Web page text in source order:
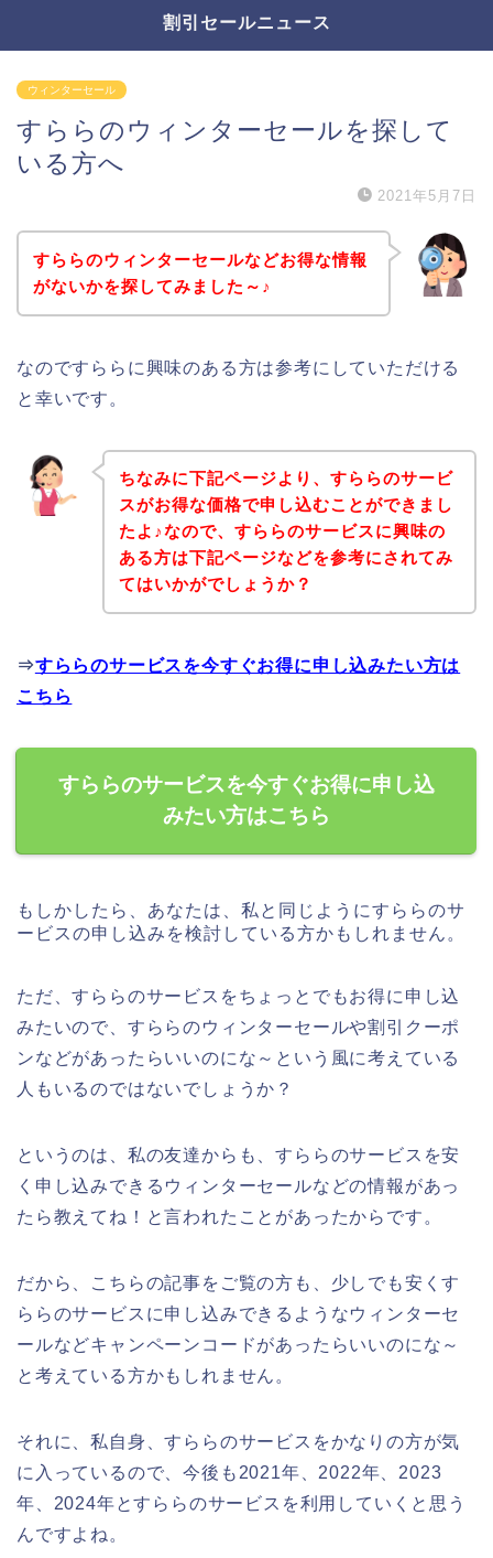
割引セールニュース
ウィンターセール
すららのウィンターセールを探して
いる方へ
2021年5月7日
すららのウィンターセールなどお得な情報
がないかを探してみました～♪
なのですららに興味のある方は参考にしていただける
と幸いです。
ちなみに下記ページより、すららのサービ
スがお得な価格で申し込むことができまし
たよ♪なので、すららのサービスに興味の
ある方は下記ページなどを参考にされてみ
てはいかがでしょうか？
⇒すららのサービスを今すぐお得に申し込みたい方は
こちら
すららのサービスを今すぐお得に申し込
みたい方はこちら
もしかしたら、あなたは、私と同じようにすららのサ
ービスの申し込みを検討している方かもしれません。
ただ、すららのサービスをちょっとでもお得に申し込
みたいので、すららのウィンターセールや割引クーポ
ンなどがあったらいいのにな～という風に考えている
人もいるのではないでしょうか？
というのは、私の友達からも、すららのサービスを安
く申し込みできるウィンターセールなどの情報があっ
たら教えてね！と言われたことがあったからです。
だから、こちらの記事をご覧の方も、少しでも安くす
ららのサービスに申し込みできるようなウィンターセ
ールなどキャンペーンコードがあったらいいのにな～
と考えている方かもしれません。
それに、私自身、すららのサービスをかなりの方が気
に入っているので、今後も2021年、2022年、2023
年、2024年とすららのサービスを利用していくと思う
んですよね。